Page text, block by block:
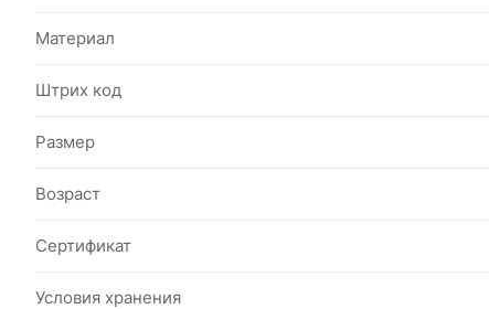
Материал
Штрих код
Размер
Возраст
Сертификат
Условия хранения